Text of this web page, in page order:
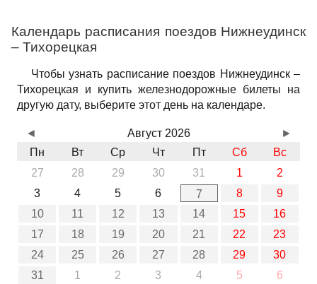
Календарь расписания поездов Нижнеудинск
– Тихорецкая
Чтобы узнать расписание поездов Нижнеудинск –
Тихорецкая и купить железнодорожные билеты на
другую дату, выберите этот день на календаре.
Август 2026
Пн
Вт Ср Чт Пт Сб
Вс
27
28 29 30 31 1
2
3
4 5 6 7 8
9
10
11 12 13 14 15
16
17
18 19 20 21 22
23
24
25 26 27 28 29
30
31
1 2 3 4 5 6
◄ ►